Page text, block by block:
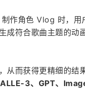
作角色 Vlog 时，用
成符合歌曲主题的动
从而获得更精细的结
3、GPT、